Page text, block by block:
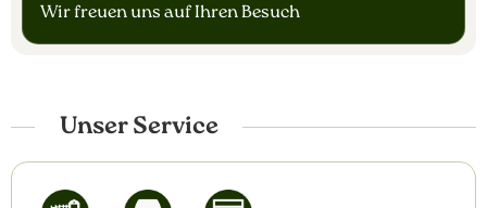
Wir freuen uns auf Ihren Besuch
Unser Service